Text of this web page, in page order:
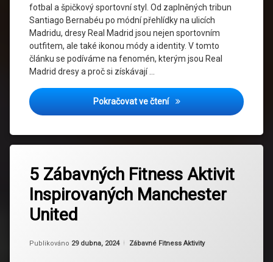
fotbal a špičkový sportovní styl. Od zaplněných tribun
Santiago Bernabéu po módní přehlídky na ulicích
Madridu, dresy Real Madrid jsou nejen sportovním
outfitem, ale také ikonou módy a identity. V tomto
článku se podíváme na fenomén, kterým jsou Real
Madrid dresy a proč si získávají …
Pokračovat ve čteníProč Jsou Real Madrid
5 Zábavných Fitness Aktivit
Inspirovaných Manchester
United
Publikováno 29 dubna, 2024
Aktualizováno 29 dubna, 2024
Od Ruby
Kategorie:
Zábavné Fitness Aktivity
Driblování
komentář
na
5
Zábavných
Fitness
Aktivit
Manchester